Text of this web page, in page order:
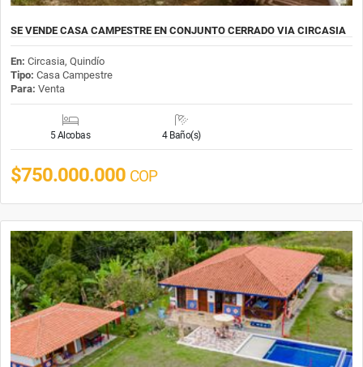
SE VENDE CASA CAMPESTRE EN CONJUNTO CERRADO VIA CIRCASIA
En: Circasia, Quindío
Tipo: Casa Campestre
Para: Venta
5 Alcobas 4 Baño(s)
$750.000.000 COP